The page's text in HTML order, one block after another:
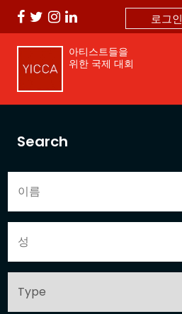
로그인
아티스트들을
위한 국제 대회
Search